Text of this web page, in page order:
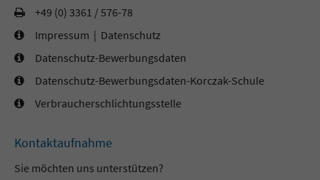
+49 (0) 3361 / 576-78
Impressum | Datenschutz
Datenschutz-Bewerbungsdaten
Datenschutz-Bewerbungsdaten-Korczak-Schule
Verbraucherschlichtungsstelle
Kontaktaufnahme
Sie möchten uns unterstützen?